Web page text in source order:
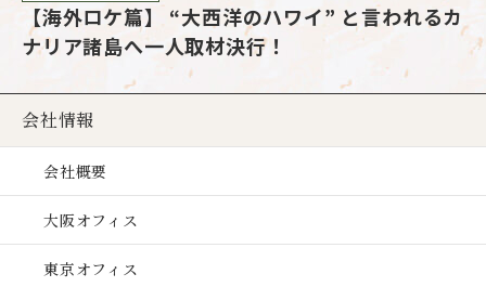
【海外ロケ篇】 “大西洋のハワイ” と言われるカ
ナリア諸島へ一人取材決行！
会社情報
会社概要
大阪オフィス
東京オフィス